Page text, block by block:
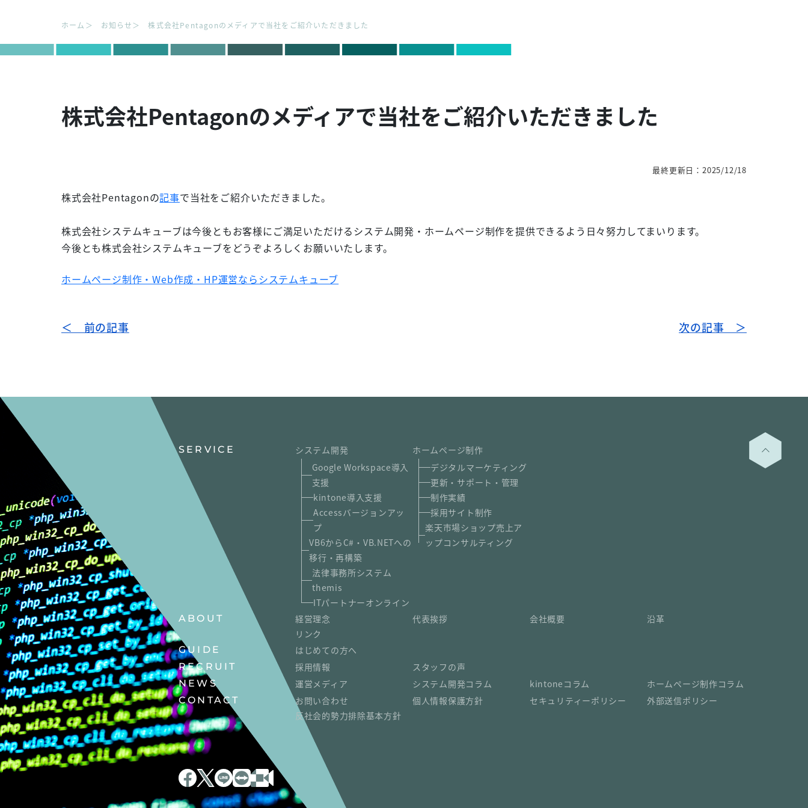
ホーム お知らせ 株式会社Pentagonのメディアで当社をご紹介いただきました
株式会社Pentagonのメディアで当社をご紹介いただきました
最終更新日：2025/12/18
株式会社Pentagonの記事で当社をご紹介いただきました。
株式会社システムキューブは今後ともお客様にご満足いただけるシステム開発・ホームページ制作を提供できるよう日々努力してまいります。
今後とも株式会社システムキューブをどうぞよろしくお願いいたします。
ホームページ制作・Web作成・HP運営ならシステムキューブ
＜ 前の記事 次の記事 ＞
SERVICE
システム開発
Google Workspace導入
支援
kintone導入支援
Accessバージョンアッ
プ
VB6からC#・VB.NETへの
移行・再構築
法律事務所システム
themis
ITパートナーオンライン
ホームページ制作
デジタルマーケティング
更新・サポート・管理
制作実績
採用サイト制作
楽天市場ショップ売上ア
ップコンサルティング
ABOUT 経営理念 代表挨拶 会社概要
沿革
リンク
GUIDE はじめての方へ
RECRUIT 採用情報 スタッフの声
NEWS 運営メディア システム開発コラム kintoneコラム ホームページ制作コラム
CONTACT お問い合わせ 個人情報保護方針 セキュリティーポリシー
外部送信ポリシー
反社会的勢力排除基本方針